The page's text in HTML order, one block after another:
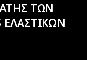
ΤΩΝ
ΕΛΑΣΤΙΚΩΝ